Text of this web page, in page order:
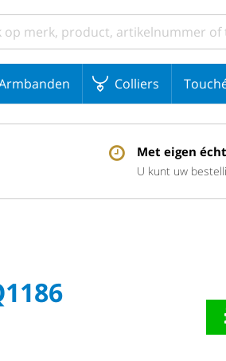
Colliers
Met eigen
U kunt uw